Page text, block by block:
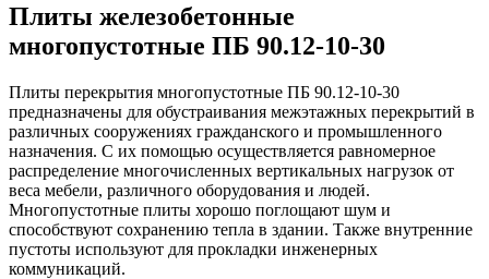
Плиты железобетонные
многопустотные ПБ 90.12-10-30
Плиты перекрытия многопустотные ПБ 90.12-10-30
предназначены для обустраивания межэтажных перекрытий в
различных сооружениях гражданского и промышленного
назначения. С их помощью осуществляется равномерное
распределение многочисленных вертикальных нагрузок от
веса мебели, различного оборудования и людей.
Многопустотные плиты хорошо поглощают шум и
способствуют сохранению тепла в здании. Также внутренние
пустоты используют для прокладки инженерных
коммуникаций.